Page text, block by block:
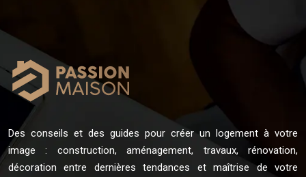
Des conseils et des guides pour créer un logement à votre
image : construction, aménagement, travaux, rénovation,
décoration entre dernières tendances et maîtrise de votre